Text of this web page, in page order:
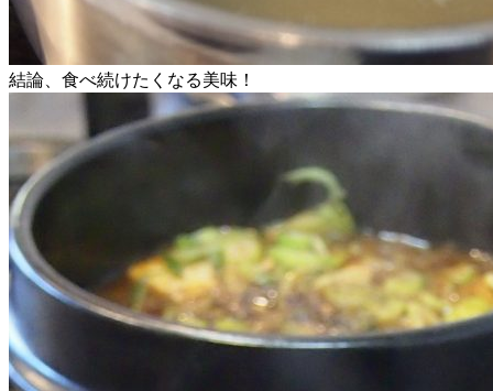
結論、食べ続けたくなる美味！